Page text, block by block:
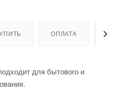
ОПЛАТА
для бытового и